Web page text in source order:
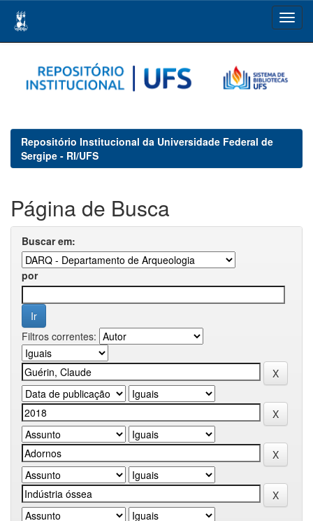
navigation
Repositório Institucional da Universidade Federal de
Sergipe - RI/UFS
Página de Busca
Buscar em:
por
Filtros correntes: